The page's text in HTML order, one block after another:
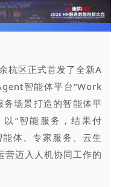
杭区正式首发了全新A
智能体平台“Work
务场景打造的智能体平
“智能服务，结果付
体、专家服务、云生
营迈入人机协同工作的